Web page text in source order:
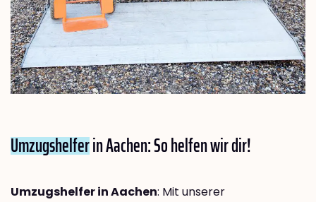
Umzugshelferin Aachen: So helfen wir dir!
Umzugshelfer in Aachen: Mit unserer